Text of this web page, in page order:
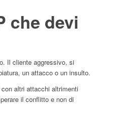
che devi
Il cliente aggressivo, si
un attacco o un insulto.
altri attacchi altrimenti
il conflitto e non di